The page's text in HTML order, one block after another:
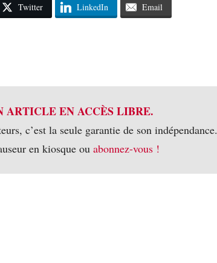
Twitter LinkedIn Email
ARTICLE EN ACCÈS LIBRE.
c’est la seule garantie de son indépendance.
en kiosque ou abonnez-vous !